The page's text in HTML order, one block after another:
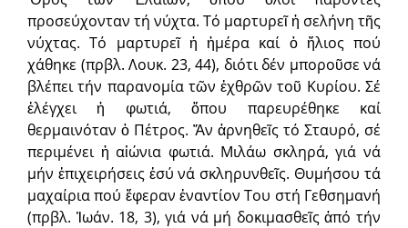
προσεύχονταν τή νύχτα. Τό μαρτυρεῖ ἡ σελήνη τῆς
νύχτας. Τό μαρτυρεῖ ἡ ἡμέρα καί ὁ ἥλιος πού
χάθηκε (πρβλ. Λουκ. 23, 44), διότι δέν μποροῦσε νά
βλέπει τήν παρανομία τῶν ἐχθρῶν τοῦ Κυρίου. Σέ
ἐλέγχει ἡ φωτιά, ὅπου παρευρέθηκε καί
θερμαινόταν ὁ Πέτρος. Ἄν ἀρνηθεῖς τό Σταυρό, σέ
περιμένει ἡ αἰώνια φωτιά. Μιλάω σκληρά, γιά νά
μήν ἐπιχειρήσεις ἐσύ νά σκληρυνθεῖς. Θυμήσου τά
μαχαίρια πού ἔφεραν ἐναντίον Του στή Γεθσημανή
(πρβλ. Ἰωάν. 18, 3), γιά νά μή δοκιμασθεῖς ἀπό τήν